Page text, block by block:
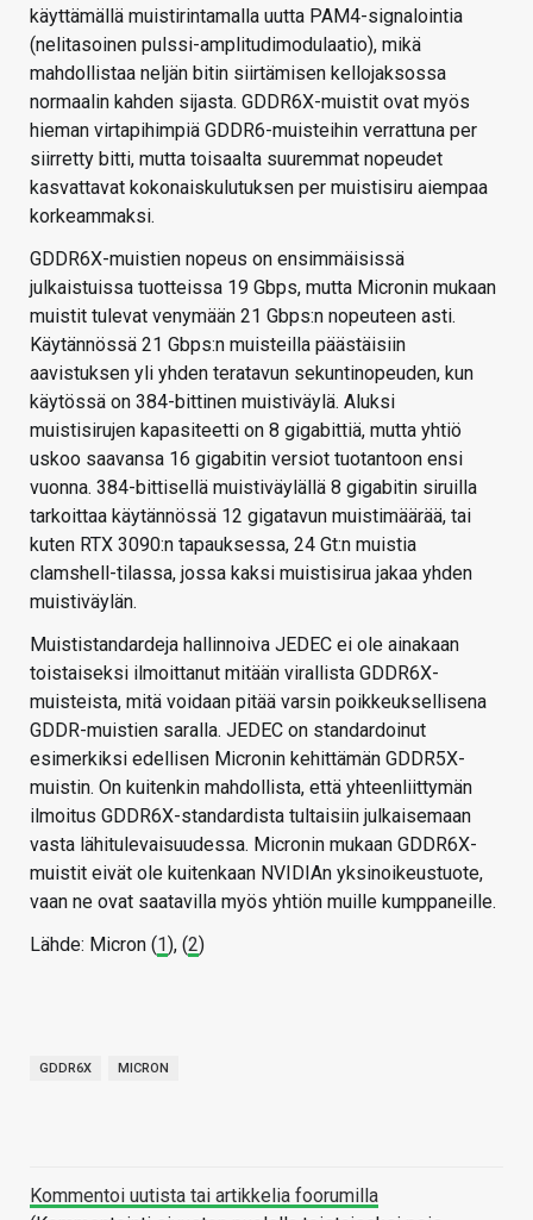
käyttämällä muistirintamalla uutta PAM4-signalointia
(nelitasoinen pulssi-amplitudimodulaatio), mikä
mahdollistaa neljän bitin siirtämisen kellojaksossa
normaalin kahden sijasta. GDDR6X-muistit ovat myös
hieman virtapihimpiä GDDR6-muisteihin verrattuna per
siirretty bitti, mutta toisaalta suuremmat nopeudet
kasvattavat kokonaiskulutuksen per muistisiru aiempaa
korkeammaksi.
GDDR6X-muistien nopeus on ensimmäisissä
julkaistuissa tuotteissa 19 Gbps, mutta Micronin mukaan
muistit tulevat venymään 21 Gbps:n nopeuteen asti.
Käytännössä 21 Gbps:n muisteilla päästäisiin
aavistuksen yli yhden teratavun sekuntinopeuden, kun
käytössä on 384-bittinen muistiväylä. Aluksi
muistisirujen kapasiteetti on 8 gigabittiä, mutta yhtiö
uskoo saavansa 16 gigabitin versiot tuotantoon ensi
vuonna. 384-bittisellä muistiväylällä 8 gigabitin siruilla
tarkoittaa käytännössä 12 gigatavun muistimäärää, tai
kuten RTX 3090:n tapauksessa, 24 Gt:n muistia
clamshell-tilassa, jossa kaksi muistisirua jakaa yhden
muistiväylän.
Muististandardeja hallinnoiva JEDEC ei ole ainakaan
toistaiseksi ilmoittanut mitään virallista GDDR6X-
muisteista, mitä voidaan pitää varsin poikkeuksellisena
GDDR-muistien saralla. JEDEC on standardoinut
esimerkiksi edellisen Micronin kehittämän GDDR5X-
muistin. On kuitenkin mahdollista, että yhteenliittymän
ilmoitus GDDR6X-standardista tultaisiin julkaisemaan
vasta lähitulevaisuudessa. Micronin mukaan GDDR6X-
muistit eivät ole kuitenkaan NVIDIAn yksinoikeustuote,
vaan ne ovat saatavilla myös yhtiön muille kumppaneille.
Lähde: Micron (1), (2)
GDDR6X MICRON
Kommentoi uutista tai artikkelia foorumilla